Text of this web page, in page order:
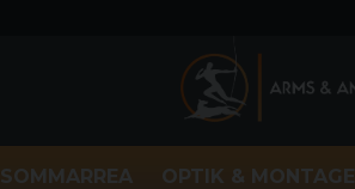
SOMMARREA OPTIK & MONTAGE